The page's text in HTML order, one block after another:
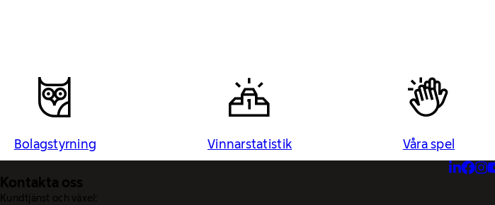
Bolagstyrning Vinnarstatistik Våra spel
Kontakta oss
Kundtjänst och växel: